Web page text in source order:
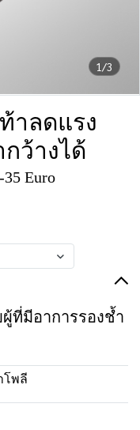
1/3
าลดแรง
ว้างได้
35 Euro
ที่มีอาการรองช้ำ
โพลี